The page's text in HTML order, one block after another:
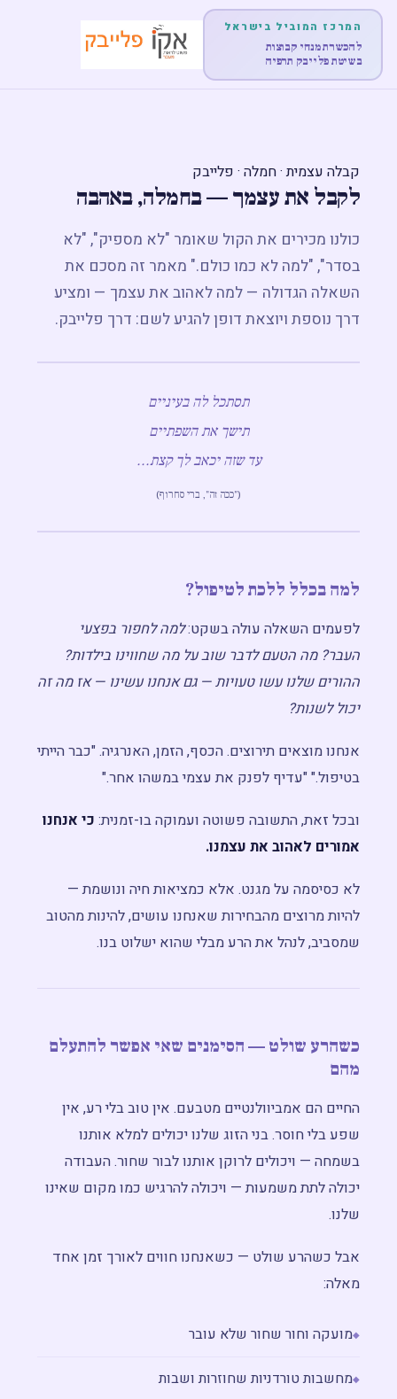
לימודים והכשרות
מוצרים
מפגש חשיפה ←
המרכז המוביל בישראל
להכשרת מנחי קבוצות
בשיטת פלייבק תרפיה
קבלה עצמית · חמלה · פלייבק
לקבל את עצמך — בחמלה, באהבה
כולנו מכירים את הקול שאומר "לא מספיק", "לא
בסדר", "למה לא כמו כולם." מאמר זה מסכם את
השאלה הגדולה — למה לאהוב את עצמך — ומציע
דרך נוספת ויוצאת דופן להגיע לשם: דרך פלייבק.
תסתכל לה בעיניים
תישך את השפתיים
עד שזה יכאב לך קצת...
("ככה זה", ברי סחרוף)
למה בכלל ללכת לטיפול?
לפעמים השאלה עולה בשקט:למה לחפור בפצעי
העבר? מה הטעם לדבר שוב על מה שחווינו בילדות?
ההורים שלנו עשו טעויות — גם אנחנו עשינו — אז מה זה
יכול לשנות?
אנחנו מוצאים תירוצים. הכסף, הזמן, האנרגיה. "כבר הייתי
בטיפול." "עדיף לפנק את עצמי במשהו אחר."
ובכל זאת, התשובה פשוטה ועמוקה בו-זמנית: כי אנחנו
אמורים לאהוב את עצמנו.
לא כסיסמה על מגנט. אלא כמציאות חיה ונושמת —
להיות מרוצים מהבחירות שאנחנו עושים, להינות מהטוב
שמסביב, לנהל את הרע מבלי שהוא ישלוט בנו.
כשהרע שולט — הסימנים שאי אפשר להתעלם
מהם
החיים הם אמביוולנטיים מטבעם. אין טוב בלי רע, אין
שפע בלי חוסר. בני הזוג שלנו יכולים למלא אותנו
בשמחה — ויכולים לרוקן אותנו לבור שחור. העבודה
יכולה לתת משמעות — ויכולה להרגיש כמו מקום שאינו
שלנו.
אבל כשהרע שולט — כשאנחנו חווים לאורך זמן אחד
מאלה:
מועקה וחור שחור שלא עובר
מחשבות טורדניות שחוזרות ושבות